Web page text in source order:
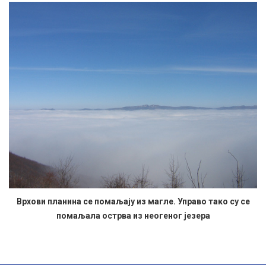
Врхови планина се помаљају из магле. Управо тако су се
помаљала острва из неогеног језера